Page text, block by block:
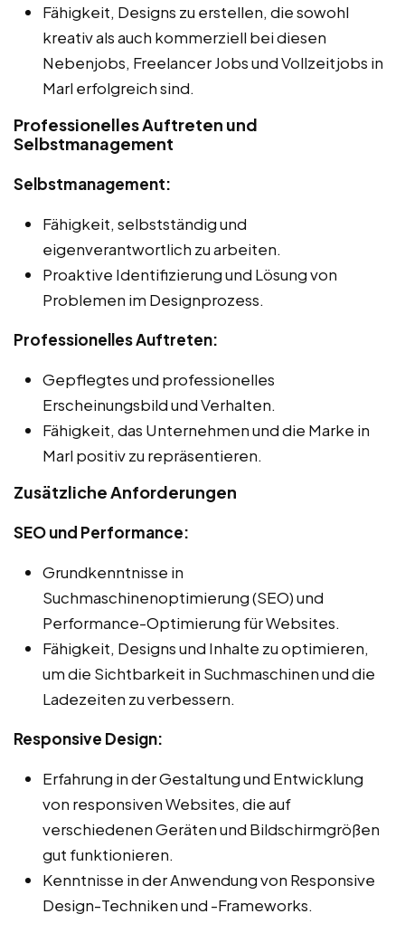
Fähigkeit, Designs zu erstellen, die sowohl
kreativ als auch kommerziell bei diesen
Nebenjobs, Freelancer Jobs und Vollzeitjobs in
Marl erfolgreich sind.
Professionelles Auftreten und
Selbstmanagement
Selbstmanagement:
Fähigkeit, selbstständig und
eigenverantwortlich zu arbeiten.
Proaktive Identifizierung und Lösung von
Problemen im Designprozess.
Professionelles Auftreten:
Gepflegtes und professionelles
Erscheinungsbild und Verhalten.
Fähigkeit, das Unternehmen und die Marke in
Marl positiv zu repräsentieren.
Zusätzliche Anforderungen
SEO und Performance:
Grundkenntnisse in
Suchmaschinenoptimierung (SEO) und
Performance-Optimierung für Websites.
Fähigkeit, Designs und Inhalte zu optimieren,
um die Sichtbarkeit in Suchmaschinen und die
Ladezeiten zu verbessern.
Responsive Design:
Erfahrung in der Gestaltung und Entwicklung
von responsiven Websites, die auf
verschiedenen Geräten und Bildschirmgrößen
gut funktionieren.
Kenntnisse in der Anwendung von Responsive
Design-Techniken und -Frameworks.